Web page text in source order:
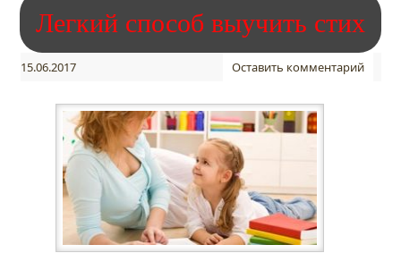
Легкий способ выучить стих
15.06.2017 Оставить комментарий